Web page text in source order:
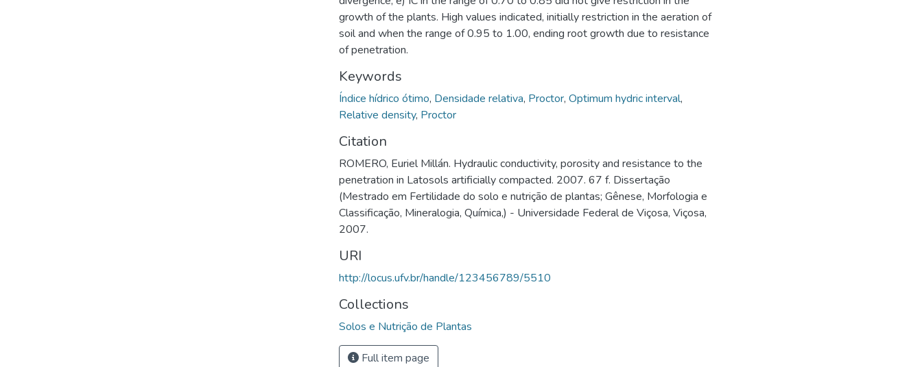
growth of the plants. High values indicated, initially restriction in the aeration of
soil and when the range of 0.95 to 1.00, ending root growth due to resistance
of penetration.
Keywords
Índice hídrico ótimo, Densidade relativa, Proctor, Optimum hydric interval,
Relative density, Proctor
Citation
ROMERO, Euriel Millán. Hydraulic conductivity, porosity and resistance to the
penetration in Latosols artificially compacted. 2007. 67 f. Dissertação
(Mestrado em Fertilidade do solo e nutrição de plantas; Gênese, Morfologia e
Classificação, Mineralogia, Química,) - Universidade Federal de Viçosa, Viçosa,
2007.
URI
http://locus.ufv.br/handle/123456789/5510
Collections
Solos e Nutrição de Plantas
Full item page